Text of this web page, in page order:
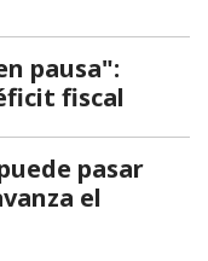
pausa":
fiscal
pasar
el